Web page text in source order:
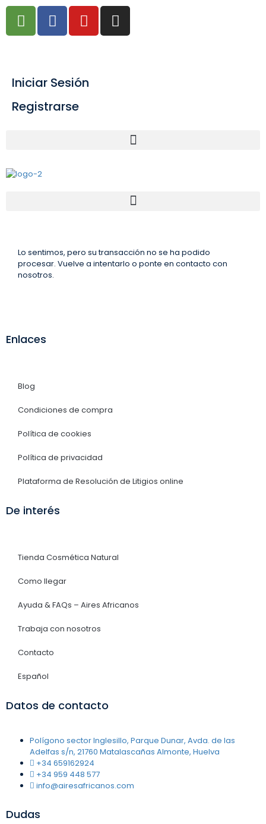
Iniciar Sesión
Registrarse
Lo sentimos, pero su transacción no se ha podido
procesar. Vuelve a intentarlo o ponte en contacto con
nosotros.
Enlaces
Blog
Condiciones de compra
Política de cookies
Política de privacidad
Plataforma de Resolución de Litigios online
De interés
Tienda Cosmética Natural
Como llegar
Ayuda & FAQs – Aires Africanos
Trabaja con nosotros
Contacto
Español
Datos de contacto
Polígono sector Inglesillo, Parque Dunar, Avda. de las
Adelfas s/n, 21760 Matalascañas Almonte, Huelva
+34 659162924
+34 959 448 577
info@airesafricanos.com
Dudas